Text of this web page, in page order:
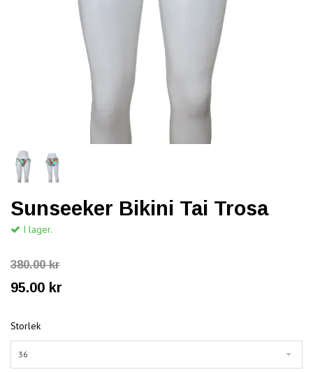
Sunseeker Bikini Tai Trosa
I lager.
380.00 kr
95.00 kr
Storlek
36